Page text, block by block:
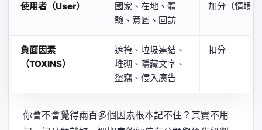
使用者（User）
國家、在地、體
驗、意圖、回訪
加分（情境
負面因素
（TOXINS）
遮掩、垃圾連結、
堆砌、隱藏文字、
盜竊、侵入廣告
扣分
你會不會覺得兩百多個因素根本記不住？其實不用